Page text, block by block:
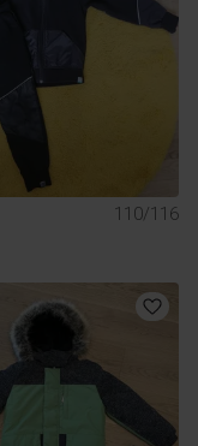
110/116